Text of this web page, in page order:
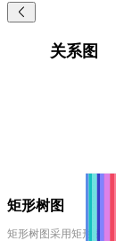
关系图
矩形树图
矩形树图采用矩形表